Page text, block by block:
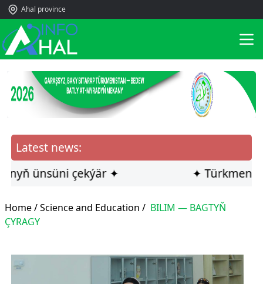
Ahal province
Latest news:
ünsüni çekýär ✦
✦ Türkmen ilçisi
Home /Science and Education / BILIM — BAGTYŇ
ÇYRAGY